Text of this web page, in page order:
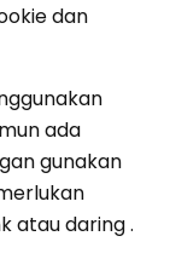
dan
ada
gunakan
atau daring .